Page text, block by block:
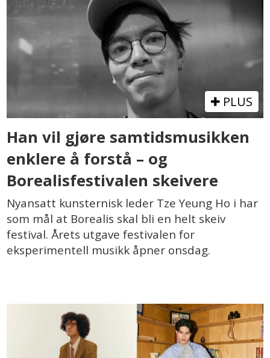
PLUS
Han vil gjøre samtidsmusikken
enklere å forstå – og
Borealisfestivalen skeivere
Nyansatt kunsternisk leder Tze Yeung Ho i har
som mål at Borealis skal bli en helt skeiv
festival. Årets utgave festivalen for
eksperimentell musikk åpner onsdag.